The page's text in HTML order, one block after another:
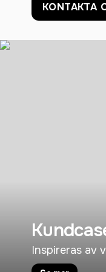
KONTAKTA
Inspireras av